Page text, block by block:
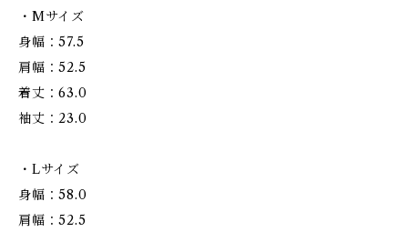
・Mサイズ
身幅：57.5
肩幅：52.5
着丈：63.0
袖丈：23.0
・Lサイズ
身幅：58.0
肩幅：52.5